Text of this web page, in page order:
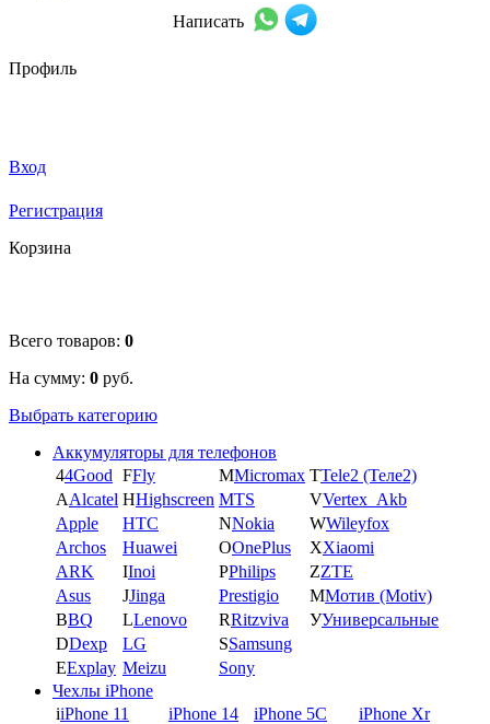
Написать
Профиль
Вход
Регистрация
Корзина
Всего товаров: 0
На сумму: 0 руб.
Выбрать категорию
Аккумуляторы для телефонов
44Good FFly MMicromax TTele2 (Теле2)
AAlcatel HHighscreen MTS VVertex_Akb
Apple
HTC NNokia WWileyfox
Archos
Huawei OOnePlus XXiaomi
ARK
IInoi PPhilips ZZTE
Asus
JJinga Prestigio ММотив (Motiv)
BBQ LLenovo RRitzviva УУниверсальные
DDexp LG SSamsung
EExplay Meizu
Sony
Чехлы iPhone
iiPhone 11 iPhone 14 iPhone 5C
iPhone Xr